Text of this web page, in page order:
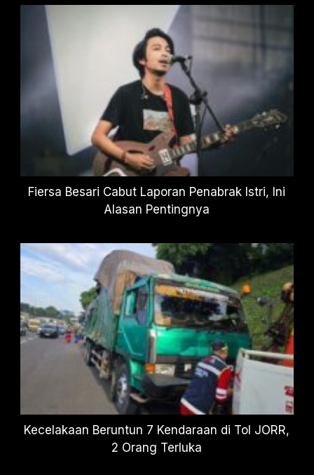
Fiersa Besari Cabut Laporan Penabrak Istri, Ini
Alasan Pentingnya
Kecelakaan Beruntun 7 Kendaraan di Tol JORR,
2 Orang Terluka